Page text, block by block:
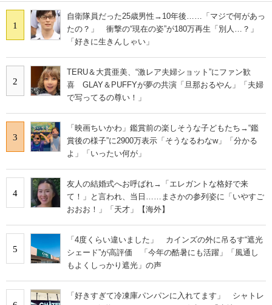
1
自衛隊員だった25歳男性→10年後……「マジで何があっ
たの？」 衝撃の“現在の姿”が180万再生「別人…？」
「好きに生きんしゃい」
2
TERU＆大貫亜美、“激レア夫婦ショット”にファン歓
喜 GLAY＆PUFFYが夢の共演「旦那おるやん」「夫婦
で写ってるの尊い！」
3
「映画ちいかわ」鑑賞前の楽しそうな子どもたち→“鑑
賞後の様子”に2900万表示「そうなるわなw」「分かる
よ」「いったい何が」
4
友人の結婚式へお呼ばれ→「エレガントな格好で来
て！」と言われ、当日……まさかの参列姿に「いやすご
おおお！」「天才」【海外】
5
「4度くらい違いました」 カインズの外に吊るす“遮光
シェード”が高評価 「今年の酷暑にも活躍」「風通し
もよくしっかり遮光」の声
「好きすぎて冷凍庫パンパンに入れてます」 シャトレ